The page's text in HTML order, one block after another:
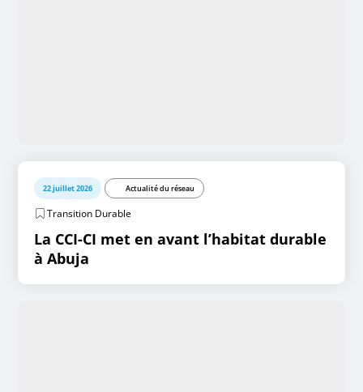
22 juillet 2026 Actualité du réseau
Transition Durable
La CCI-CI met en avant l’habitat durable
à Abuja